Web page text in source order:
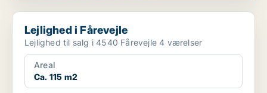
Lejlighed i Fårevejle
Lejlighed i Fårevejle
Lejlighed til salg i 4540 Fårevejle 4 værelser
Areal
Ca. 115 m2